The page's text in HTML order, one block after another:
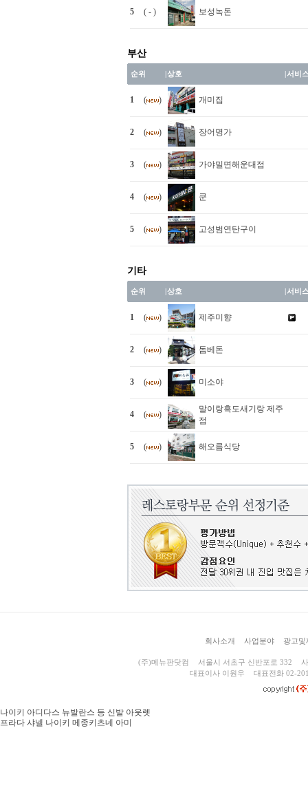
5 ( - ) 보성녹돈
부산
순위 |상호 |서비
1 ( ) 개미집
2 ( ) 장어명가
3 ( ) 가야밀면해운대점
4 ( ) 쿤
5 ( ) 고성범연탄구이
기타
순위 |상호 |서비
1 ( ) 제주미향
2 ( ) 돔베돈
3 ( ) 미소야
4 ( )
말이랑흑도새기랑 제주
점
5 ( ) 해오름식당
회사소개 사업분야 광고및
(주)메뉴판닷컴 서울시 서초구 신반포로 332
대표이사 이원우
대표전화 02-
나이키 아디다스 뉴발란스 등 신발 아웃렛
프라다 샤넬 나이키 메종키츠네 아미